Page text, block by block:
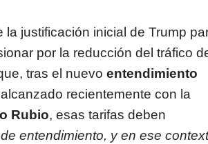
justificación inicial de Trump
por la reducción del tráfico
tras el nuevoentendimiento
recientemente con la
Rubio, esas tarifas deben
entendimiento, y en ese